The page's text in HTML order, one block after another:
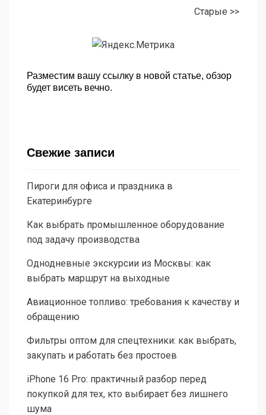
Старые >>
Разместим вашу ссылку в новой статье, обзор
будет висеть вечно.
Свежие записи
Пироги для офиса и праздника в
Екатеринбурге
Как выбрать промышленное оборудование
под задачу производства
Однодневные экскурсии из Москвы: как
выбрать маршрут на выходные
Авиационное топливо: требования к качеству и
обращению
Фильтры оптом для спецтехники: как выбрать,
закупать и работать без простоев
iPhone 16 Pro: практичный разбор перед
покупкой для тех, кто выбирает без лишнего
шума